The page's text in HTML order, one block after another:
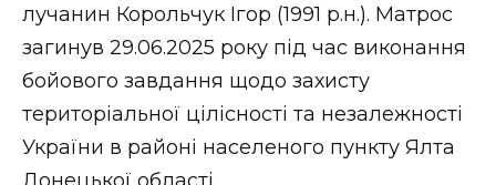
лучанин Корольчук Ігор (1991 р.н.). Матрос
загинув 29.06.2025 року під час виконання
бойового завдання щодо захисту
територіальної цілісності та незалежності
України в районі населеного пункту Ялта